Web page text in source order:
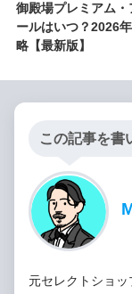
御殿場プレミアム
ールはいつ？2026
略【最新版】
この記事を書
元セレクトショ